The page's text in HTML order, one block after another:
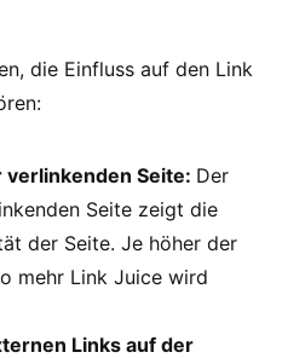
die Einfluss auf den Link
verlinkenden Seite: Der
Seite zeigt die
der Seite. Je höher der
mehr Link Juice wird
Links auf der